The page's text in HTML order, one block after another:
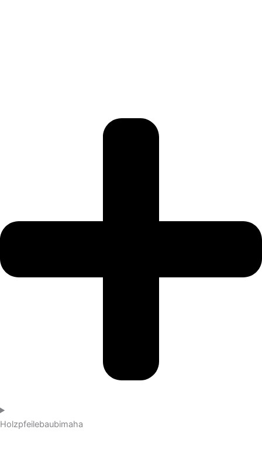
Holzpfeilebaubimaha